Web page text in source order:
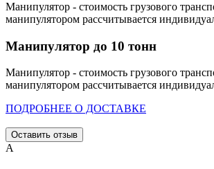
Манипулятор - стоимость грузового
манипулятором рассчитывается
Манипулятор до 10 тонн
Манипулятор - стоимость грузового
манипулятором рассчитывается
ПОДРОБНЕЕ О ДОСТАВКЕ
Оставить отзыв
А